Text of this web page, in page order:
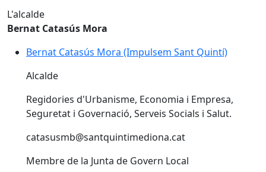
L'alcalde
Bernat Catasús Mora
Bernat Catasús Mora (Impulsem Sant Quintí)
Bernat Catasús Mora (Impulsem Sant Quintí)
Alcalde
Regidories d'Urbanisme, Economia i Empresa,
Seguretat i Governació, Serveis Socials i Salut.
catasusmb@santquintimediona.cat
Membre de la Junta de Govern Local